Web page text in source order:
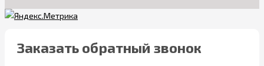
Заказать обратный звонок